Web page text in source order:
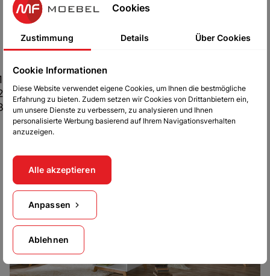
Ausführung:Matt
Anzahl der Schubladen:1
Maße
Tiefe 40 cm
Höhe 127,3 cm
Die Weitere Möbel aus dem System-Sven sind
Cookies
Zustimmung Details Über Cookies
Cookie Informationen
Diese Website verwendet eigene Cookies, um Ihnen die bestmögliche
Erfahrung zu bieten. Zudem setzen wir Cookies von Drittanbietern ein,
um unsere Dienste zu verbessern, zu analysieren und Ihnen
personalisierte Werbung basierend auf Ihrem Navigationsverhalten
anzuzeigen.
Ablehnen
Anpassen
Alle akzeptieren